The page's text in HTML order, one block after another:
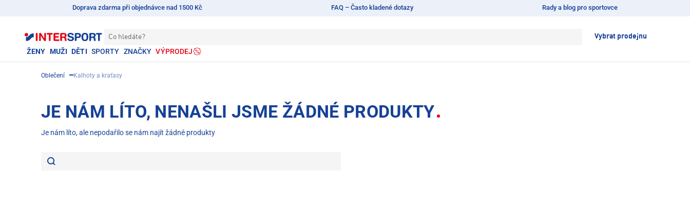
Doprava zdarma při objednávce nad 1500 Kč FAQ – Často kladené dotazy Rady a blog pro sportovce
Co hledáte? Vybrat prodejnu
ŽENY MUŽI DĚTI SPORTY ZNAČKY VÝPRODEJ
Oblečení Kalhoty a kraťasy
JE NÁM LÍTO, NENAŠLI JSME ŽÁDNÉ PRODUKTY
Je nám líto, ale nepodařilo se nám najít žádné produkty